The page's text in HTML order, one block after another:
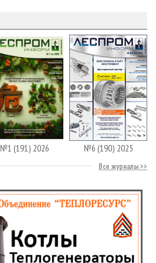
№1 (191) 2026 №6 (190) 2025
Все журналы